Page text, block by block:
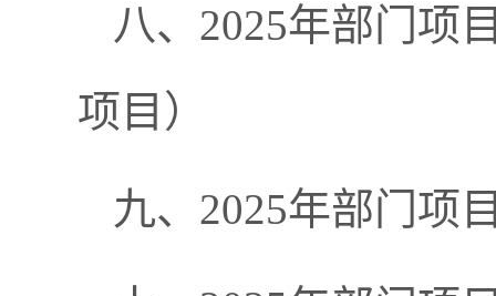
八、2025年部门项
项目）
九、2025年部门项